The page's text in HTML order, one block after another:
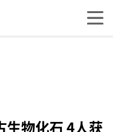
生物化石 4人获